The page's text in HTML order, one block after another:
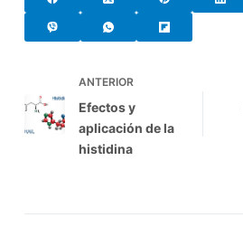
ANTERIOR
Efectos y
aplicación de la
histidina